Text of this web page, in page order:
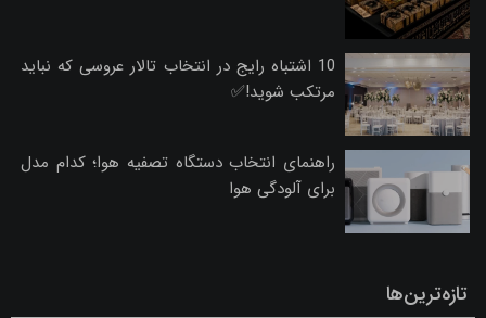
10 اشتباه رایج در انتخاب تالار عروسی که نباید
مرتکب شوید!✅
راهنمای انتخاب دستگاه تصفیه هوا؛ کدام مدل
برای آلودگی هوا
تازه‌ترین‌ها